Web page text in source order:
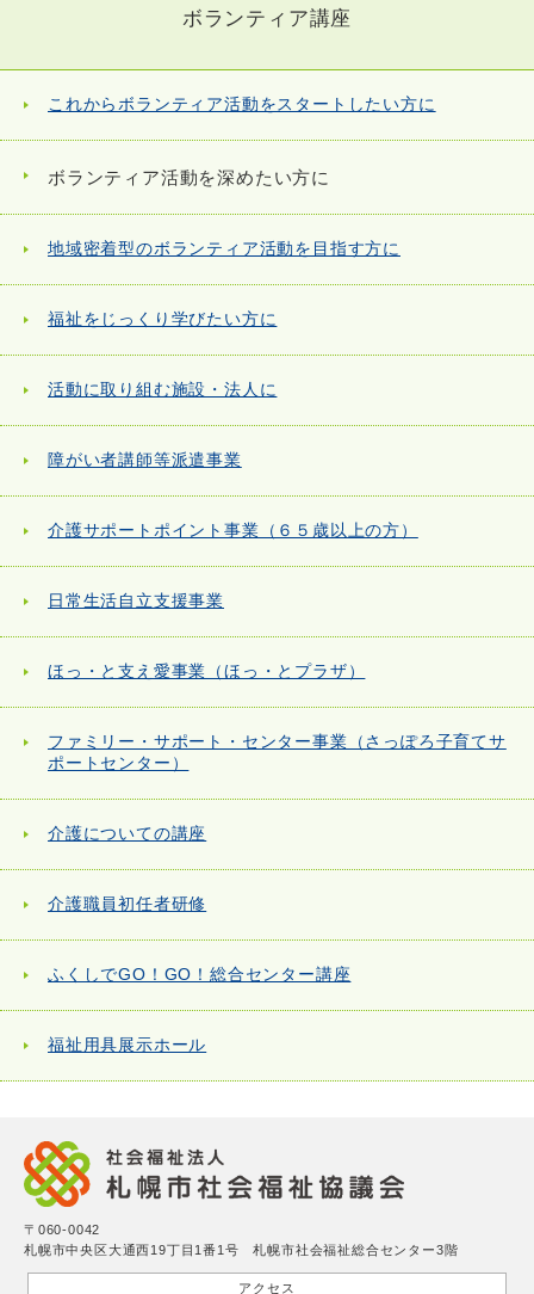
ボランティア講座
これからボランティア活動をスタートしたい方に
ボランティア活動を深めたい方に
地域密着型のボランティア活動を目指す方に
福祉をじっくり学びたい方に
活動に取り組む施設・法人に
障がい者講師等派遣事業
介護サポートポイント事業（６５歳以上の方）
日常生活自立支援事業
ほっ・と支え愛事業（ほっ・とプラザ）
ファミリー・サポート・センター事業（さっぽろ子育てサ
ポートセンター）
介護についての講座
介護職員初任者研修
ふくしでGO！GO！総合センター講座
福祉用具展示ホール
〒060-0042
札幌市中央区大通西19丁目1番1号 札幌市社会福祉総合センター3階
アクセス